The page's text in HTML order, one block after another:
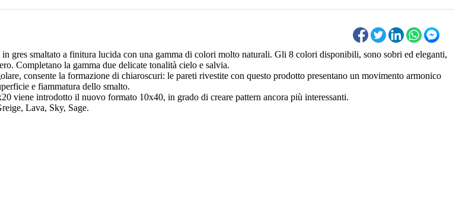
in gres smaltato a finitura lucida con una gamma di colori molto naturali. Gli 8 colori disponibili, sono sobri ed eleganti,
Completano la gamma due delicate tonalità cielo e salvia.
consente la formazione di chiaroscuri: le pareti rivestite con questo prodotto presentano un movimento armonico
e fiammatura dello smalto.
viene introdotto il nuovo formato 10x40, in grado di creare pattern ancora più interessanti.
Lava, Sky, Sage.